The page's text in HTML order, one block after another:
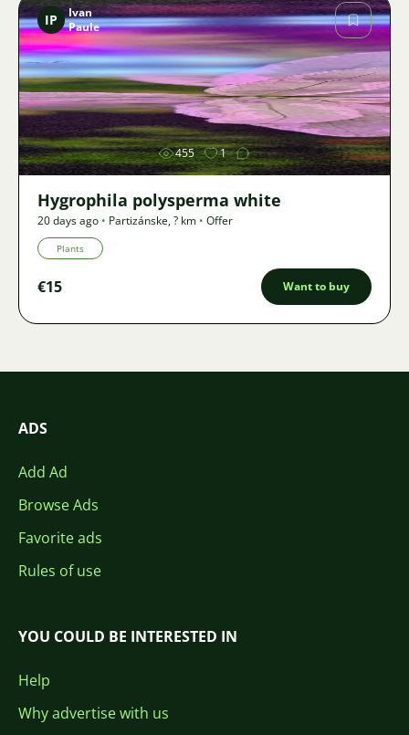
Image
IP
Ivan
Paule
455 1
Hygrophila polysperma white
20 days ago • Partizánske,? km • Offer
Plants
€15 Want to buy
ADS
Add Ad
Browse Ads
Favorite ads
Rules of use
YOU COULD BE INTERESTED IN
Help
Why advertise with us